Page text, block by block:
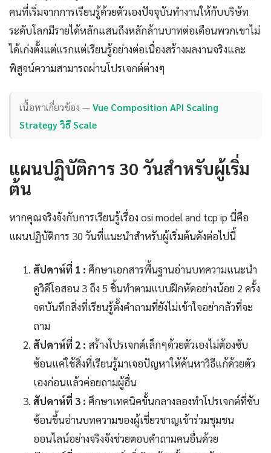
คนที่เริ่มจากการเรียนรู้ด้วยตัวเองปัจจุบันทำงานให้กับบริษัท
ระดับโลกมีรายได้หลักแสนถึงหลักล้านบาทต่อเดือนพวกเขาไม่
ได้เก่งตั้งแต่แรกแต่เรียนรู้อย่างต่อเนื่องสร้างผลงานจริงและ
พิสูจน์ความสามารถผ่านโปรเจกต์ต่างๆ
เนื้อหาเกี่ยวข้อง —Vue Composition API Scaling
Strategy วิธี Scale
แผนปฏิบัติการ 30 วันสำหรับผู้เริ่ม
ต้น
หากคุณจริงจังกับการเรียนรู้เรื่อง osi model and tcp ip นี่คือ
แผนปฏิบัติการ 30 วันที่แนะนำสำหรับผู้เริ่มต้นดังต่อไปนี้
สัปดาห์ที่ 1 : ศึกษาเอกสารพื้นฐานอ่านบทความแนะนำ
ดูวิดีโอสอน 3 ถึง 5 ชิ้นทำตามแบบฝึกหัดอย่างน้อย 2 ครั้ง
จดบันทึกสิ่งที่เรียนรู้ตั้งคำถามที่ยังไม่เข้าใจอย่ากลัวที่จะ
ถาม
สัปดาห์ที่ 2 : สร้างโปรเจกต์เล็กๆด้วยตัวเองไม่ต้องซับ
ซ้อนแค่ใช้สิ่งที่เรียนรู้มาเจอปัญหาให้ค้นหาวิธีแก้ด้วยตัว
เองก่อนแล้วค่อยถามผู้อื่น
สัปดาห์ที่ 3 : ศึกษาเทคนิคขั้นกลางลองทำโปรเจกต์ที่ซับ
ซ้อนขึ้นอ่านบทความของผู้เชี่ยวชาญเข้าร่วมชุมชน
ออนไลน์อย่างจริงจังช่วยตอบคำถามคนอื่นด้วย